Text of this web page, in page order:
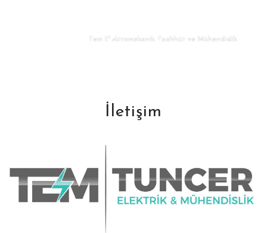
Tem Elektromekanik Taahhüt ve Mühendislik
İletişim